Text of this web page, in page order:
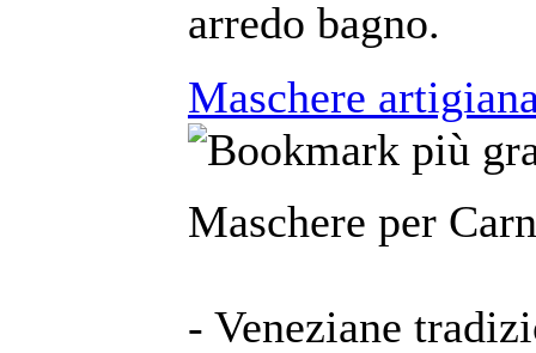
arredo bagno.
Maschere
Maschere per
- Veneziane